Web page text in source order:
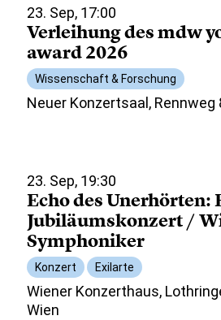
23. Sep, 17:00
Verleihung des mdw
award 2026
Wissenschaft & Forschung
Neuer Konzertsaal, Rennweg
23. Sep, 19:30
Echo des Unerhörten:
Jubiläumskonzert /
Symphoniker
Konzert Exilarte
Wiener Konzerthaus,
Wien